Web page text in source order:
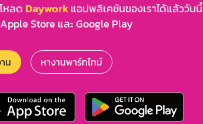
หลด Dayworkแอปพลิเคชันของเราได้แล้ววันนี้
Store และ Google Play
น หางานพาร์ทไทม์